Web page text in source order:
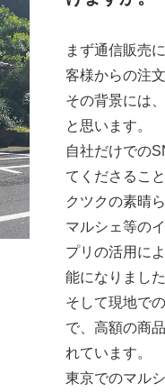
まず通信販売
客様からの注
その背景には
と思います。
自社だけでの
てくださるこ
クツクの素晴
マルシェ等の
プリの活用に
能になりました
そして現地で
で、高額の商
れています。
東京でのマル